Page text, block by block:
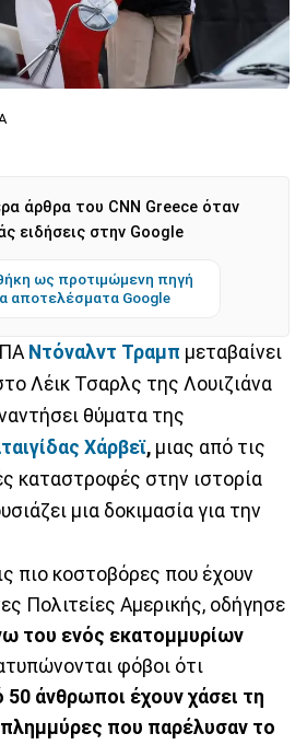
άρθρα του CNN Greece όταν
ειδήσεις στην Google
ως προτιμώμενη πηγή
αποτελέσματα Google
Ντόναλντ Τραμπ μεταβαίνει
Λέικ Τσαρλς της Λουιζιάνα
θύματα της
Χάρβεϊ, μιας από τις
καταστροφές στην ιστορία
μια δοκιμασία για την
πιο κοστοβόρες που έχουν
Πολιτείες Αμερικής, οδήγησε
του ενός εκατομμυρίων
φόβοι ότι
άνθρωποι έχουν χάσει τη
που παρέλυσαν το